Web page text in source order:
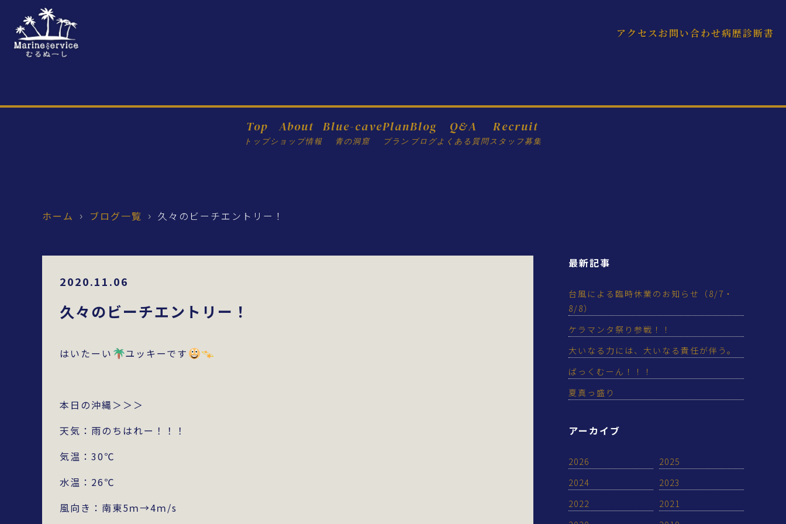
アクセスお問い合わせ病歴診断書
Top
トップ
About
ショップ情報
Blue-cave
青の洞窟
Plan
プラン
Blog
ブログ
Q&A
よくある質問
Recruit
スタッフ募集
ホーム › ブログ一覧 › 久々のビーチエントリー！
2020.11.06
久々のビーチエントリー！
はいたーい ユッキーです
本日の沖縄＞＞＞
天気：雨のちはれー！！！
気温：30℃
水温：26℃
風向き：南東5ｍ→4ｍ/s
最新記事
台風による臨時休業のお知らせ（8/7・
8/8）
ケラマンタ祭り参戦！！
大いなる力には、大いなる責任が伴う。
ばっくむーん！！！
夏真っ盛り
アーカイブ
2026
2025
2024
2023
2022
2021